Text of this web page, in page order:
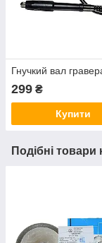
Гнучкий вал
299 ₴
Купити
Подібні товари